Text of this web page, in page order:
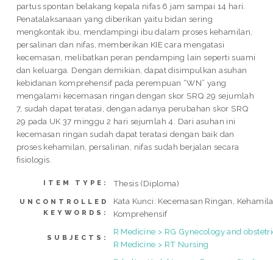
partus spontan belakang kepala nifas 6 jam sampai 14 hari.
Penatalaksanaan yang diberikan yaitu bidan sering
mengkontak ibu, mendampingi ibu dalam proses kehamilan,
persalinan dan nifas, memberikan KIE cara mengatasi
kecemasan, melibatkan peran pendamping lain seperti suami
dan keluarga. Dengan demikian, dapat disimpulkan asuhan
kebidanan komprehensif pada perempuan “WN” yang
mengalami kecemasan ringan dengan skor SRQ 29 sejumlah
7, sudah dapat teratasi, dengan adanya perubahan skor SRQ
29 pada UK 37 minggu 2 hari sejumlah 4. Dari asuhan ini
kecemasan ringan sudah dapat teratasi dengan baik dan
proses kehamilan, persalinan, nifas sudah berjalan secara
fisiologis.
ITEM TYPE: Thesis (Diploma)
UNCONTROLLED
KEYWORDS:
Kata Kunci: Kecemasan Ringan,
Komprehensif
SUBJECTS:
R Medicine > RG Gynecology and
R Medicine > RT Nursing